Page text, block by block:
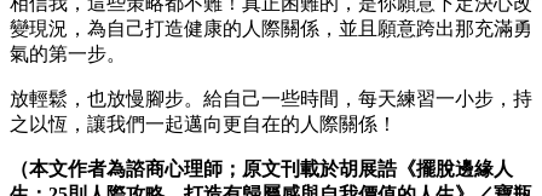
變現況，為自己打造健康的人際關係，並且願意跨出那充滿勇
氣的第一步。
放輕鬆，也放慢腳步。給自己一些時間，每天練習一小步，持
之以恆，讓我們一起邁向更自在的人際關係！
（本文作者為諮商心理師；原文刊載於胡展誥《擺脫邊緣人